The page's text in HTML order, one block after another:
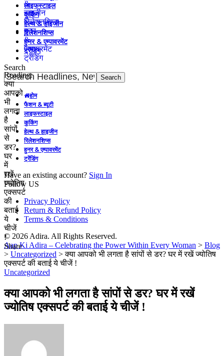
&
हाइजीन
रिलेशनशिप्स
हुनर
&
एम्पावरमेंट
ट्रेंडिंग
Reading:
क्या
आपको
भी
लगता
है
सांपों
से
डर?
घर
में
रखें
ज्योतिष
एक्सपर्ट
की
बताई
ये
चीजें
!
Share
लाइफस्टाइल
कुकिंग
हेल्थ & हाइजीन
रिलेशनशिप्स
हुनर & एम्पावरमेंट
ट्रेंडिंग
Search
होम
फैशन & ब्यूटी
लाइफस्टाइल
कुकिंग
हेल्थ & हाइजीन
रिलेशनशिप्स
हुनर & एम्पावरमेंट
ट्रेंडिंग
Have an existing account? Sign In
Follow US
Privacy Policy
Return & Refund Policy
Terms & Conditions
© 2026 Adira. All Rights Reserved.
Aap Ki Adira – Celebrating the Power Within Every Woman > Blog
> Uncategorized >क्या आपको भी लगता है सांपों से डर? घर में रखें ज्योतिष
एक्सपर्ट की बताई ये चीजें !
Uncategorized
क्या आपको भी लगता है सांपों से डर? घर में रखें
ज्योतिष एक्सपर्ट की बताई ये चीजें !